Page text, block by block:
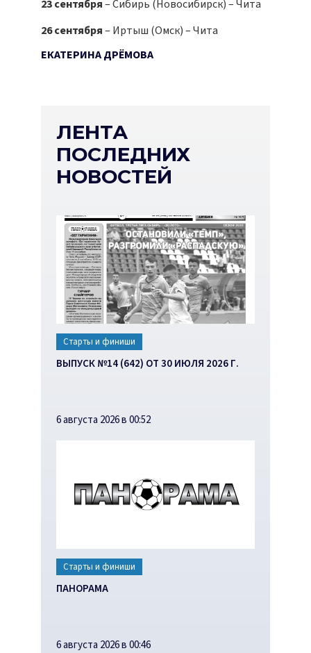
23 сентября– Сибирь (Новосибирск) – Чита
26 сентября– Иртыш (Омск) – Чита
ЕКАТЕРИНА ДРЁМОВА
ЛЕНТА
ПОСЛЕДНИХ
НОВОСТЕЙ
Старты и финиши
ВЫПУСК №14 (642) ОТ 30 ИЮЛЯ 2026 Г.
6 августа 2026 в 00:52
Старты и финиши
ПАНОРАМА
6 августа 2026 в 00:46